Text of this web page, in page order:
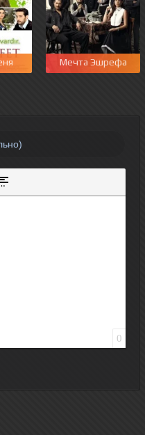
Мечта Эшрефа
текста
цитатыспойлера
0